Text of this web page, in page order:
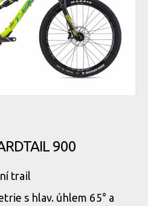
900
trail
s hlav. úhlem 65° a